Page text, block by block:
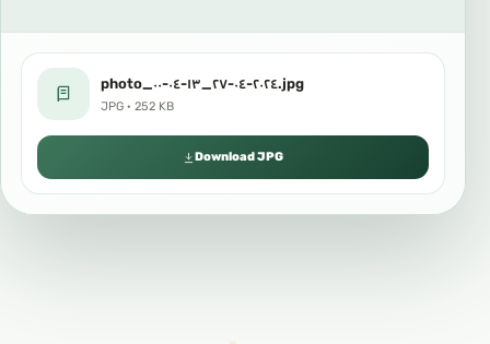
photo_٢٠٢٤-٠٤-٢٧_١٣-٠٤-٠٠.jpg
JPG · 252 KB
Download JPG